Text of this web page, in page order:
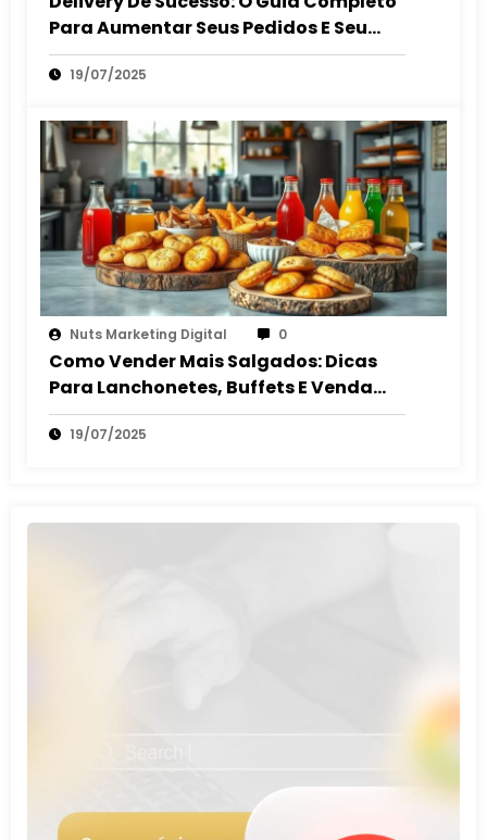
Para Aumentar Seus Pedidos E Seu
Lucro
19/07/2025
Nuts Marketing Digital 0
Como Vender Mais Salgados: Dicas
Para Lanchonetes, Buffets E Venda
Autônoma
19/07/2025